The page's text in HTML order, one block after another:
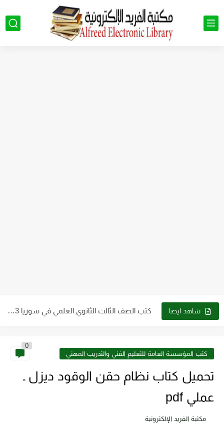
شاهد ايضا
كتب المؤسسة العامة للتعليم الفني والتدريب المهني
0
تحميل كتاب نظام حقن الوقود ديزل ـ
عملي pdf
مكتبة الفريد الإلكترونية